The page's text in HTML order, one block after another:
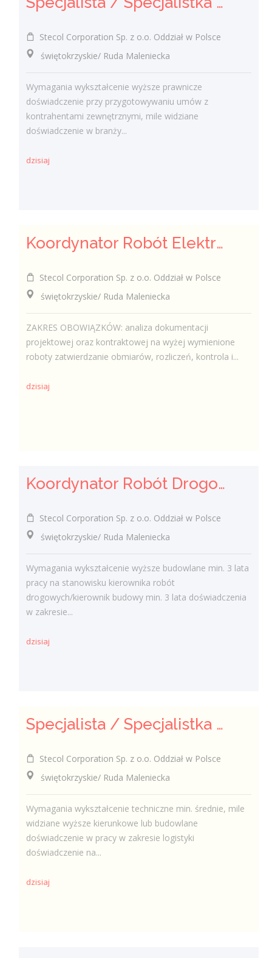
Stecol Corporation Sp. z o.o. Oddział w Polsce
świętokrzyskie/ Ruda Maleniecka
Wymagania wykształcenie wyższe prawnicze
doświadczenie przy przygotowywaniu umów z
kontrahentami zewnętrznymi, mile widziane
doświadczenie w branży...
dzisiaj
Koordynator Robót Elektro-Energetycznych i Telekomunikacyjnych
Stecol Corporation Sp. z o.o. Oddział w Polsce
świętokrzyskie/ Ruda Maleniecka
ZAKRES OBOWIĄZKÓW: analiza dokumentacji
projektowej oraz kontraktowej na wyżej wymienione
roboty zatwierdzanie obmiarów, rozliczeń, kontrola i...
dzisiaj
Koordynator Robót Drogowych
Stecol Corporation Sp. z o.o. Oddział w Polsce
świętokrzyskie/ Ruda Maleniecka
Wymagania wykształcenie wyższe budowlane min. 3 lata
pracy na stanowisku kierownika robót
drogowych/kierownik budowy min. 3 lata doświadczenia
w zakresie...
dzisiaj
Specjalista / Specjalistka ds. Logistyki i Zaopatrzenia
Stecol Corporation Sp. z o.o. Oddział w Polsce
świętokrzyskie/ Ruda Maleniecka
Wymagania wykształcenie techniczne min. średnie, mile
widziane wyższe kierunkowe lub budowlane
doświadczenie w pracy w zakresie logistyki
doświadczenie na...
dzisiaj